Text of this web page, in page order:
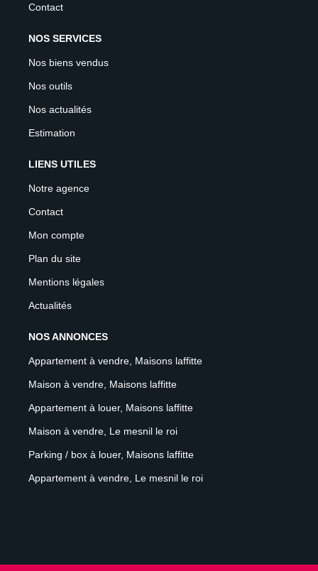
Contact
NOS SERVICES
Nos biens vendus
Nos outils
Nos actualités
Estimation
LIENS UTILES
Notre agence
Contact
Mon compte
Plan du site
Mentions légales
Actualités
NOS ANNONCES
Appartement à vendre, Maisons laffitte
Maison à vendre, Maisons laffitte
Appartement à louer, Maisons laffitte
Maison à vendre, Le mesnil le roi
Parking / box à louer, Maisons laffitte
Appartement à vendre, Le mesnil le roi